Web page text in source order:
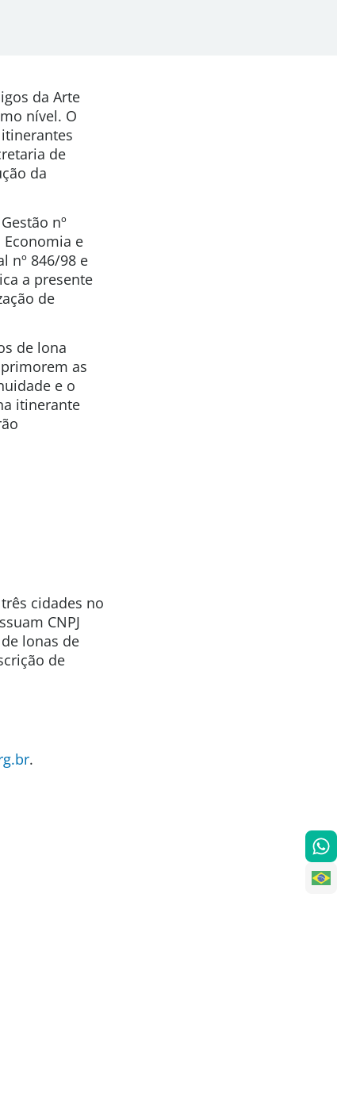
da Arte
nível. O
de
da
nº
Economia e
nº 846/98 e
a presente
de
de lona
as
e o
itinerante
cidades no
CNPJ
lonas de
de
.